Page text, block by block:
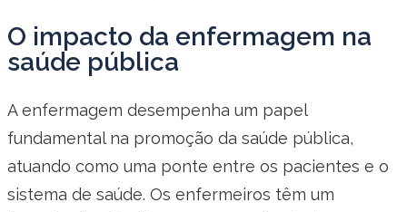
O impacto da enfermagem na
saúde pública
A enfermagem desempenha um papel
fundamental na promoção da saúde pública,
atuando como uma ponte entre os pacientes e o
sistema de saúde. Os enfermeiros têm um